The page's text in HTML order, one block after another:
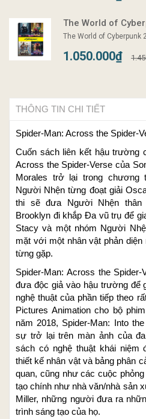
The World of
The World of Cyberpunk
1.050.000₫
THÔNG TIN CHI TIẾT
Spider-Man: Across the Spider-
Cuốn sách liên kết hậu trường
Across the Spider-Verse của
Morales trở lại trong chương
Người Nhện từng đoạt giải
thi sẽ đưa Người Nhện thân
Brooklyn đi khắp Đa vũ trụ để
Stacy và một nhóm Người
mặt với một nhân vật phản
từng gặp.
Spider-Man: Across the
đưa độc giả vào hậu trường để
nghệ thuật của phần tiếp theo
Pictures Animation cho bộ
năm 2018, Spider-Man: Into
sự trở lại trên màn ảnh của
sách có nghệ thuật khái niệm
thiết kế nhân vật và bảng phân
quan, cũng như các cuộc
tạo chính như nhà văn/nhà sản
Miller, những người đưa ra
trình sáng tạo của họ.